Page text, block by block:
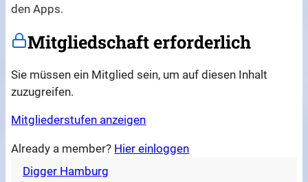
den Apps.
Mitgliedschaft erforderlich
Sie müssen ein Mitglied sein, um auf diesen Inhalt
zuzugreifen.
Mitgliederstufen anzeigen
Already a member? Hier einloggen
Digger Hamburg